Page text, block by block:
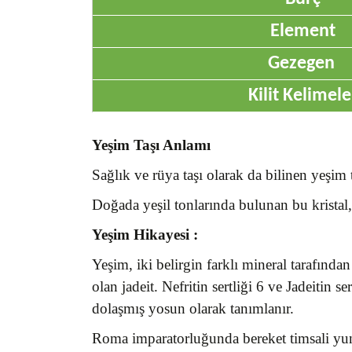
Element
Gezegen
Kilit
Yeşim Taşı Anlamı
Sağlık ve rüya taşı olarak da bilinen
Doğada yeşil tonlarında bulunan bu
Yeşim Hikayesi :
Yeşim, iki belirgin farklı mineral
olan jadeit. Nefritin sertliği 6 ve Jadeitin
dolaşmış yosun olarak tanımlanır.
Roma imparatorluğunda bereket timsali